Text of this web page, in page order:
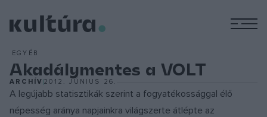
EGYÉB
Akadálymentes a VOLT
ARCHÍV2012. JÚNIUS 26.
A legújabb statisztikák szerint a fogyatékossággal élő
népesség aránya napjainkra világszerte átlépte az